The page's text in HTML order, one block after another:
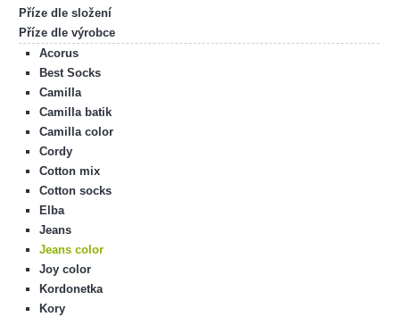
Příze dle složení
Příze dle výrobce
Acorus
Best Socks
Camilla
Camilla batik
Camilla color
Cordy
Cotton mix
Cotton socks
Elba
Jeans
Jeans color
Joy color
Kordonetka
Kory